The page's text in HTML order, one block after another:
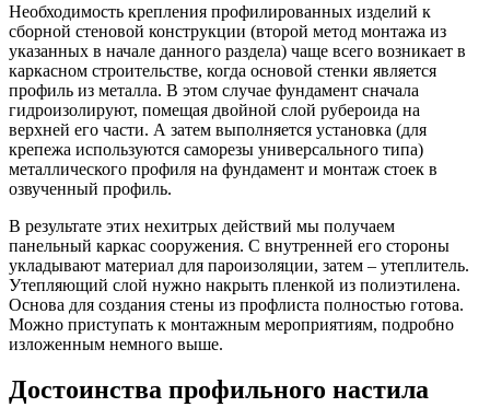
Необходимость крепления профилированных изделий к
сборной стеновой конструкции (второй метод монтажа из
указанных в начале данного раздела) чаще всего возникает в
каркасном строительстве, когда основой стенки является
профиль из металла. В этом случае фундамент сначала
гидроизолируют, помещая двойной слой рубероида на
верхней его части. А затем выполняется установка (для
крепежа используются саморезы универсального типа)
металлического профиля на фундамент и монтаж стоек в
озвученный профиль.
В результате этих нехитрых действий мы получаем
панельный каркас сооружения. С внутренней его стороны
укладывают материал для пароизоляции, затем – утеплитель.
Утепляющий слой нужно накрыть пленкой из полиэтилена.
Основа для создания стены из профлиста полностью готова.
Можно приступать к монтажным мероприятиям, подробно
изложенным немного выше.
Достоинства профильного настила